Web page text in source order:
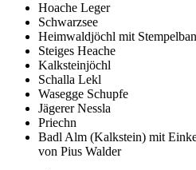
Hoache Leger
Schwarzsee
Heimwaldjöchl mit
Steiges Heache
Kalksteinjöchl
Schalla Lekl
Wasegge Schupfe
Jägerer Nessla
Priechn
Badl Alm (Kalkstein) mit
von Pius Walder